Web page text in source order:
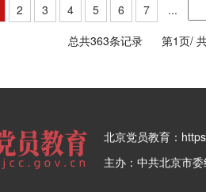
2 3 4 5 6 7
...
总共363条记录 第1页/
北京党员教育：
主办：中共北京市